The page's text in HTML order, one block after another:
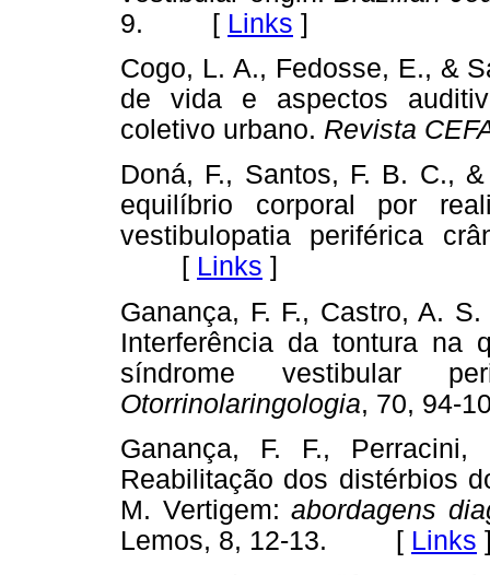
9. [ Links ]
Cogo, L. A., Fedosse, E., &
de vida e aspectos
coletivo urbano. Revista
Doná, F., Santos, F. B. C.,
equilíbrio corporal por
vestibulopatia periférica
[ Links ]
Ganança, F. F., Castro, A.
Interferência da tontura na
síndrome vestibular
Otorrinolaringologia, 70,
Ganança, F. F.,
Reabilitação dos distérbios
M. Vertigem:abordagens
Lemos, 8, 12-13. [ Links